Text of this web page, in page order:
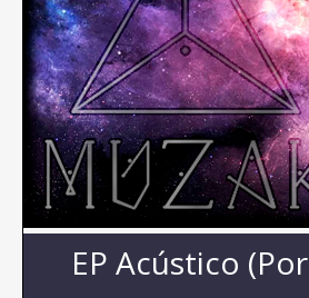
EP Acústico (Por